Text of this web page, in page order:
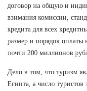
договор на общую и
взимания комиссии,
кредита для всех
размер и порядок оплаты
почти 200 миллионов
Дело в том, что туризм
Египта, а число туристов